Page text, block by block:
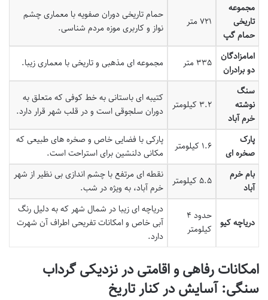
مجموعه
تاریخی
حمام گپ
۷۲۱ متر
حمام تاریخی دوران صفویه با معماری چشم
نواز و کاربری موزه مردم شناسی.
امامزادگان
دو برادران
۳۳۵ متر مجموعه ای مذهبی و تاریخی با معماری زیبا.
سنگ
نوشته
خرم آباد
۳.۲ کیلومتر
کتیبه ای باستانی به خط کوفی که متعلق به
دوران سلجوقی است و در قلب شهر قرار دارد.
پارک
صخره ای
۱.۶ کیلومتر
پارکی با فضایی خاص و صخره های طبیعی که
مکانی دلنشین برای استراحت است.
بام خرم
آباد
۵.۵ کیلومتر
نقطه ای مرتفع با چشم اندازی بی نظیر از شهر
خرم آباد، به ویژه در شب.
دریاچه کیو
حدود ۴
کیلومتر
دریاچه ای زیبا در شمال شهر که به دلیل رنگ
آبی خاص و امکانات تفریحی اطراف آن شهرت
دارد.
امکانات رفاهی و اقامتی در نزدیکی گرداب
سنگی: آسایش در کنار تاریخ